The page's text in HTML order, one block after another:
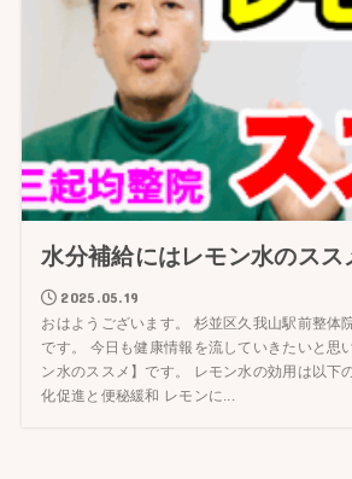
水分補給にはレモン水のスス
2025.05.19
おはようございます。 杉並区久我山駅前整体
です。 今日も健康情報を流していきたいと思
ン水のススメ】です。 レモン水の効用は以下
化促進と便秘緩和 レモンに...